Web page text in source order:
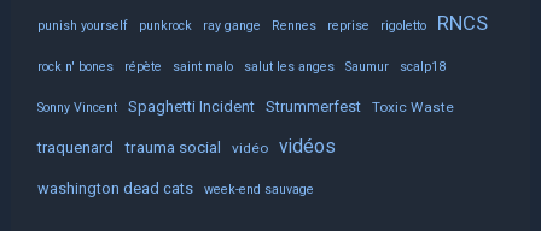
punish yourself punkrock ray gange Rennes reprise rigoletto RNCS
rock n' bones répète saint malo salut les anges Saumur scalp18
Sonny Vincent Spaghetti Incident Strummerfest Toxic Waste
traquenard trauma social vidéo vidéos
washington dead cats week-end sauvage